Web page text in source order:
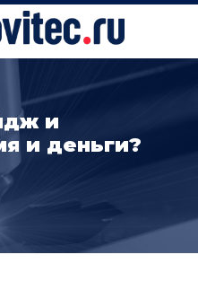
и
и деньги?